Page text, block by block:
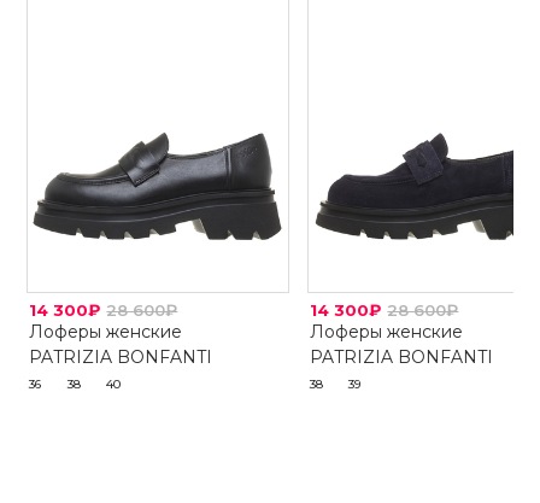
14 300₽ 28 600₽
Лоферы женские
PATRIZIA BONFANTI
36 38 40
14 300₽ 28 600₽
Лоферы женские
PATRIZIA BONFANTI
38 39